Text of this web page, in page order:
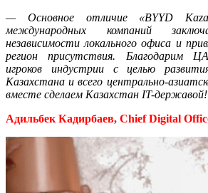
— Основное отличие «BYYD
международных компаний
независимости локального офиса и
регион присутствия. Благодарим
игроков индустрии с целью
Казахстана и всего центрально-
вместе сделаем Казахстан IT-державой!
Адильбек Кадирбаев, Chief Digital